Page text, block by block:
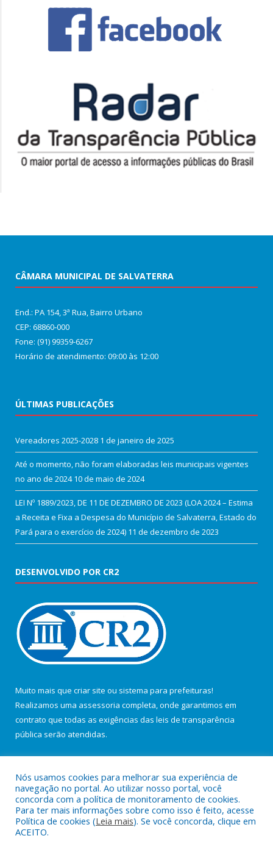
CÂMARA MUNICIPAL DE SALVATERRA
End.: PA 154, 3ª Rua, Bairro Urbano
CEP: 68860‑000
Fone: (91) 99359-6267
Horário de atendimento: 09:00 às 12:00
ÚLTIMAS PUBLICAÇÕES
Vereadores 2025-2028 1 de janeiro de 2025
Até o momento, não foram elaboradas leis municipais vigentes
no ano de 2024 10 de maio de 2024
LEI Nº 1889/2023, DE 11 DE DEZEMBRO DE 2023 (LOA 2024 – Estima
a Receita e Fixa a Despesa do Município de Salvaterra, Estado do
Pará para o exercício de 2024) 11 de dezembro de 2023
DESENVOLVIDO POR CR2
Muito mais que criar site ou sistema para prefeituras!
Realizamos uma assessoria completa, onde garantimos em
contrato que todas as exigências das leis de transparência
pública serão atendidas.
Todos os direitos reservados a Câmara Municipal de Salvaterra.
Nós usamos cookies para melhorar sua experiência de
navegação no portal. Ao utilizar nosso portal, você
concorda com a política de monitoramento de cookies.
Para ter mais informações sobre como isso é feito, acesse
Política de cookies (Leia mais). Se você concorda, clique em
ACEITO.